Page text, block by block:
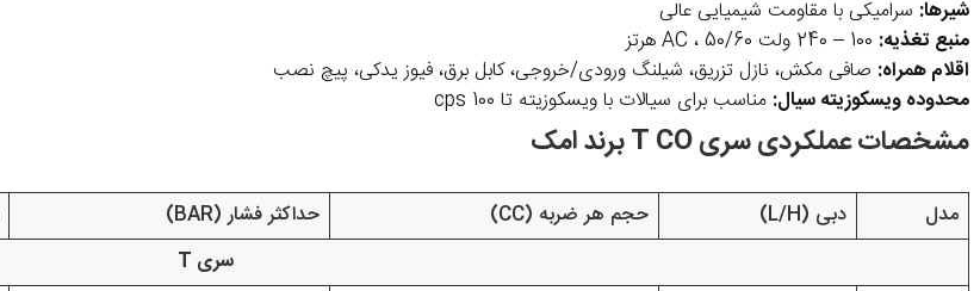
شیرها: سرامیکی با مقاومت شیمیایی عالی
منبع تغذیه:
اقلام همراه: صافی مکش، نازل تزریق، شیلنگ ورودی/خروجی، کابل برق، فیوز یدکی، پیچ نصب
محدوده ویسکوزیته سیال: مناسب برای سیالات با ویسکوزیته تا 100 cps
مشخصات عملکردی سری T CO برند امک
مدل دبی (L/H) حجم هر ضربه (CC) حداکثر فشار (BAR)
سری T